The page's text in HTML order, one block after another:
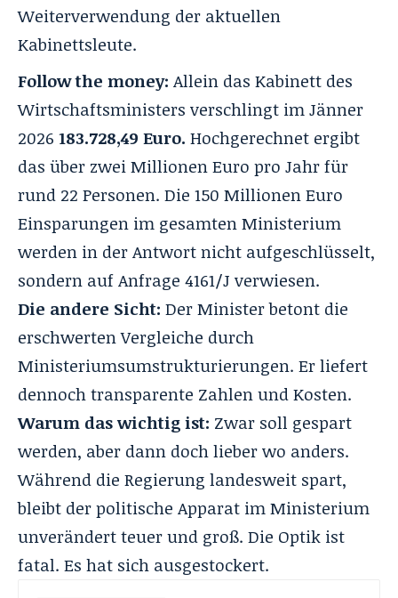
Weiterverwendung der aktuellen
Kabinettsleute.
Follow the money: Allein das Kabinett des
Wirtschaftsministers verschlingt im Jänner
2026 183.728,49 Euro. Hochgerechnet ergibt
das über zwei Millionen Euro pro Jahr für
rund 22 Personen. Die 150 Millionen Euro
Einsparungen im gesamten Ministerium
werden in der Antwort nicht aufgeschlüsselt,
sondern auf Anfrage 4161/J verwiesen.
Die andere Sicht: Der Minister betont die
erschwerten Vergleiche durch
Ministeriumsumstrukturierungen. Er liefert
dennoch transparente Zahlen und Kosten.
Warum das wichtig ist: Zwar soll gespart
werden, aber dann doch lieber wo anders.
Während die Regierung landesweit spart,
bleibt der politische Apparat im Ministerium
unverändert teuer und groß. Die Optik ist
fatal. Es hat sich ausgestockert.